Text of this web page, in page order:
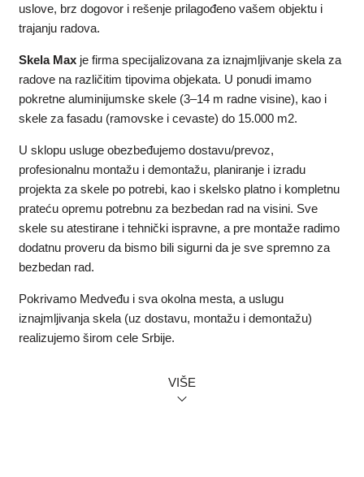
uslove, brz dogovor i rešenje prilagođeno vašem objektu i
trajanju radova.
Skela Maxje firma specijalizovana za iznajmljivanje skela za
radove na različitim tipovima objekata. U ponudi imamo
pokretne aluminijumske skele (3–14 m radne visine), kao i
skele za fasadu (ramovske i cevaste) do 15.000 m2.
U sklopu usluge obezbeđujemo dostavu/prevoz,
profesionalnu montažu i demontažu, planiranje i izradu
projekta za skele po potrebi, kao i skelsko platno i kompletnu
prateću opremu potrebnu za bezbedan rad na visini. Sve
skele su atestirane i tehnički ispravne, a pre montaže radimo
dodatnu proveru da bismo bili sigurni da je sve spremno za
bezbedan rad.
Pokrivamo Medveđu i sva okolna mesta, a uslugu
iznajmljivanja skela (uz dostavu, montažu i demontažu)
realizujemo širom cele Srbije.
Naš tim čine iskusni ljudi iz oblasti građevine i rada sa
VIŠE